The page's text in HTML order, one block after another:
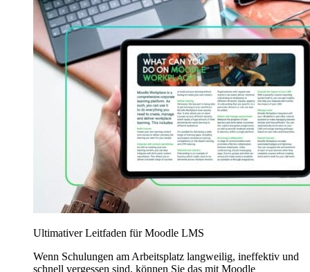
Ultimativer Leitfaden für Moodle LMS
Wenn Schulungen am Arbeitsplatz langweilig, ineffektiv und
schnell vergessen sind, können Sie das mit Moodle